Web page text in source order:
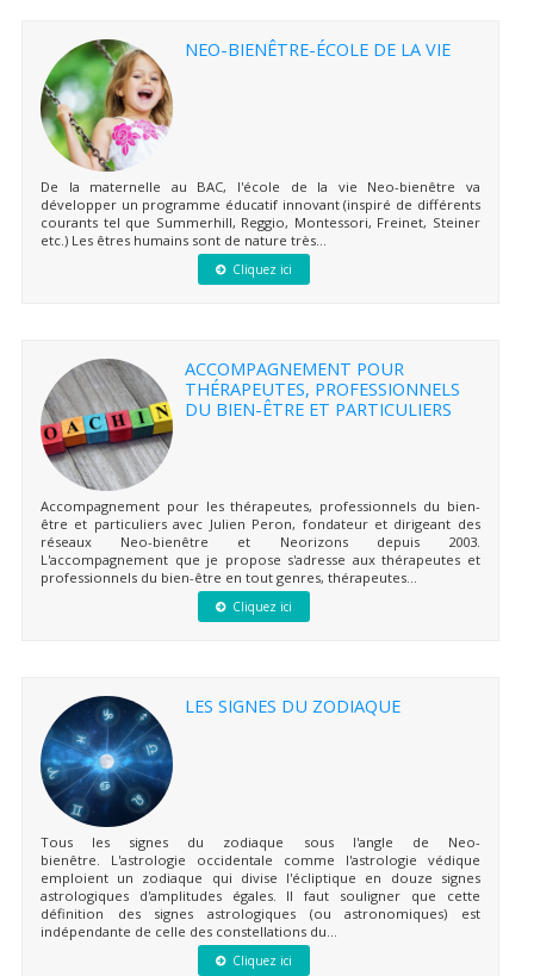
NEO-BIENÊTRE-ÉCOLE DE LA VIE
De la maternelle au BAC, l'école de la vie Neo-bienêtre va
développer un programme éducatif innovant (inspiré de différents
courants tel que Summerhill, Reggio, Montessori, Freinet, Steiner
etc.) Les êtres humains sont de nature très...
Cliquez ici
ACCOMPAGNEMENT POUR
THÉRAPEUTES, PROFESSIONNELS
DU BIEN-ÊTRE ET PARTICULIERS
Accompagnement pour les thérapeutes, professionnels du bien-
être et particuliers avec Julien Peron, fondateur et dirigeant des
réseaux Neo-bienêtre et Neorizons depuis 2003.
L'accompagnement que je propose s'adresse aux thérapeutes et
professionnels du bien-être en tout genres, thérapeutes...
Cliquez ici
LES SIGNES DU ZODIAQUE
Tous les signes du zodiaque sous l'angle de Neo-
bienêtre. L'astrologie occidentale comme l'astrologie védique
emploient un zodiaque qui divise l'écliptique en douze signes
astrologiques d'amplitudes égales. Il faut souligner que cette
définition des signes astrologiques (ou astronomiques) est
indépendante de celle des constellations du...
Cliquez ici